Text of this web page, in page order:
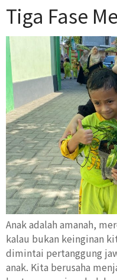
Tiga Fase
Anak adalah amanah,
kalau bukan keinginan
dimintai pertanggung
anak. Kita berusaha